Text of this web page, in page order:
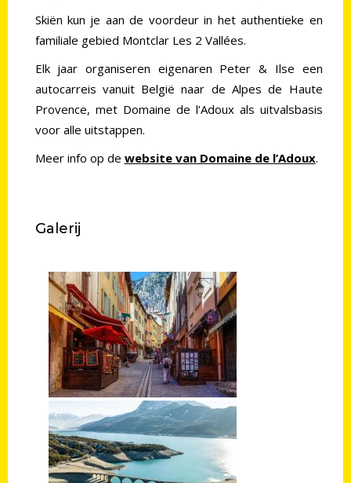
Skiën kun je aan de voordeur in het authentieke en
familiale gebied Montclar Les 2 Vallées.
Elk jaar organiseren eigenaren Peter & Ilse een
autocarreis vanuit België naar de Alpes de Haute
Provence, met Domaine de l’Adoux als uitvalsbasis
voor alle uitstappen.
Meer info op de website van Domaine de l’Adoux.
Galerij